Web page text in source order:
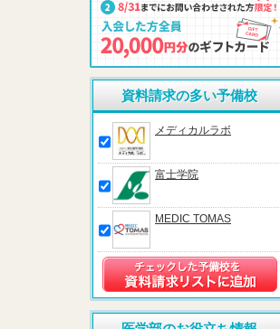
資料請求の多い予備校
メディカルラボ
富士学院
MEDIC TOMAS